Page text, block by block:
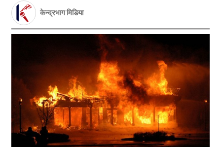
केन्द्रभाग मिडिया